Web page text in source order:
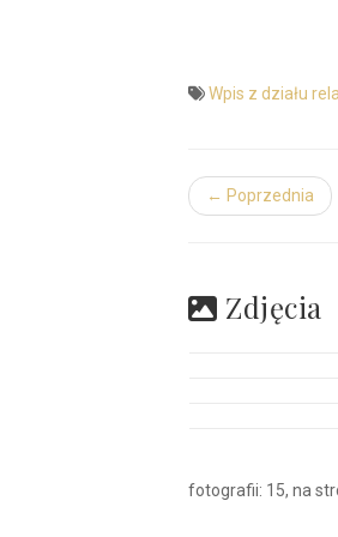
Wpis z działu
← Poprzednia
Zdjęcia
fotografii: 15, na